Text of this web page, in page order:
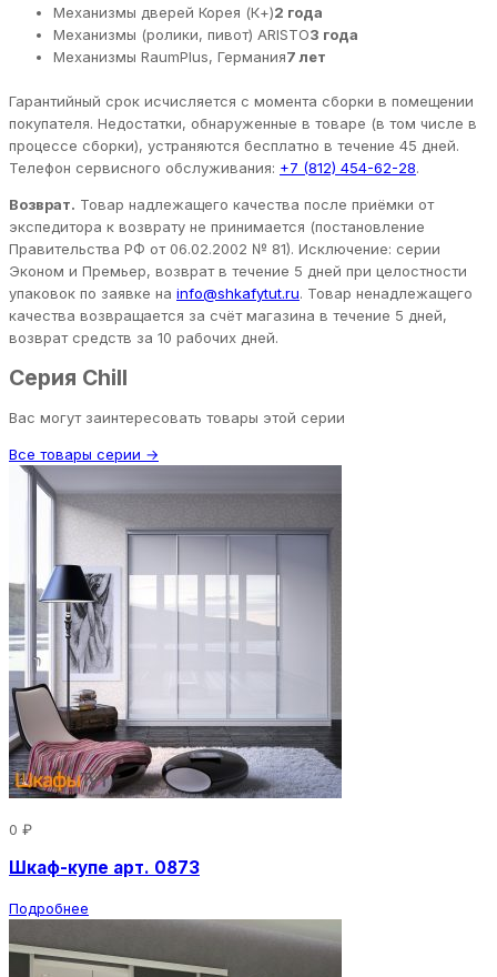
Механизмы дверей Корея (К+)2 года
Механизмы (ролики, пивот) ARISTO3 года
Механизмы RaumPlus, Германия7 лет
Гарантийный срок исчисляется с момента сборки в помещении
покупателя. Недостатки, обнаруженные в товаре (в том числе в
процессе сборки), устраняются бесплатно в течение 45 дней.
Телефон сервисного обслуживания: +7 (812) 454-62-28.
Возврат. Товар надлежащего качества после приёмки от
экспедитора к возврату не принимается (постановление
Правительства РФ от 06.02.2002 № 81). Исключение: серии
Эконом и Премьер, возврат в течение 5 дней при целостности
упаковок по заявке на info@shkafytut.ru. Товар ненадлежащего
качества возвращается за счёт магазина в течение 5 дней,
возврат средств за 10 рабочих дней.
Серия Chill
Вас могут заинтересовать товары этой серии
Все товары серии →
0 ₽
Шкаф-купе арт. 0873
Подробнее